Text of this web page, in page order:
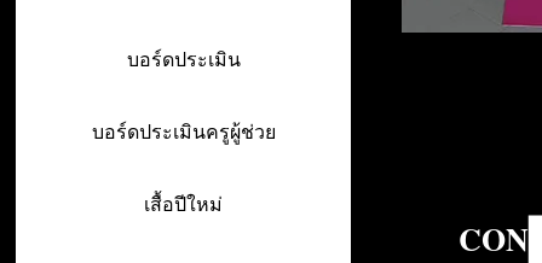
บอร์ดประเมิน
บอร์ดประเมินครูผู้ช่วย
เสื้อปีใหม่